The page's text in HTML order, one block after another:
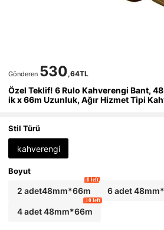
Gönderen 530,64TL
Özel Teklif! 6 Rulo Kahverengi Bant,
ik x 66m Uzunluk, Ağır Hizmet Tipi
e Bandı, Okula Dönüş İçin Temel İhtiyaç
Stil Türü
kahverengi
Boyut
2 adet48mm*66m
8 left
6 adet
4 adet 48mm*66m
10 left